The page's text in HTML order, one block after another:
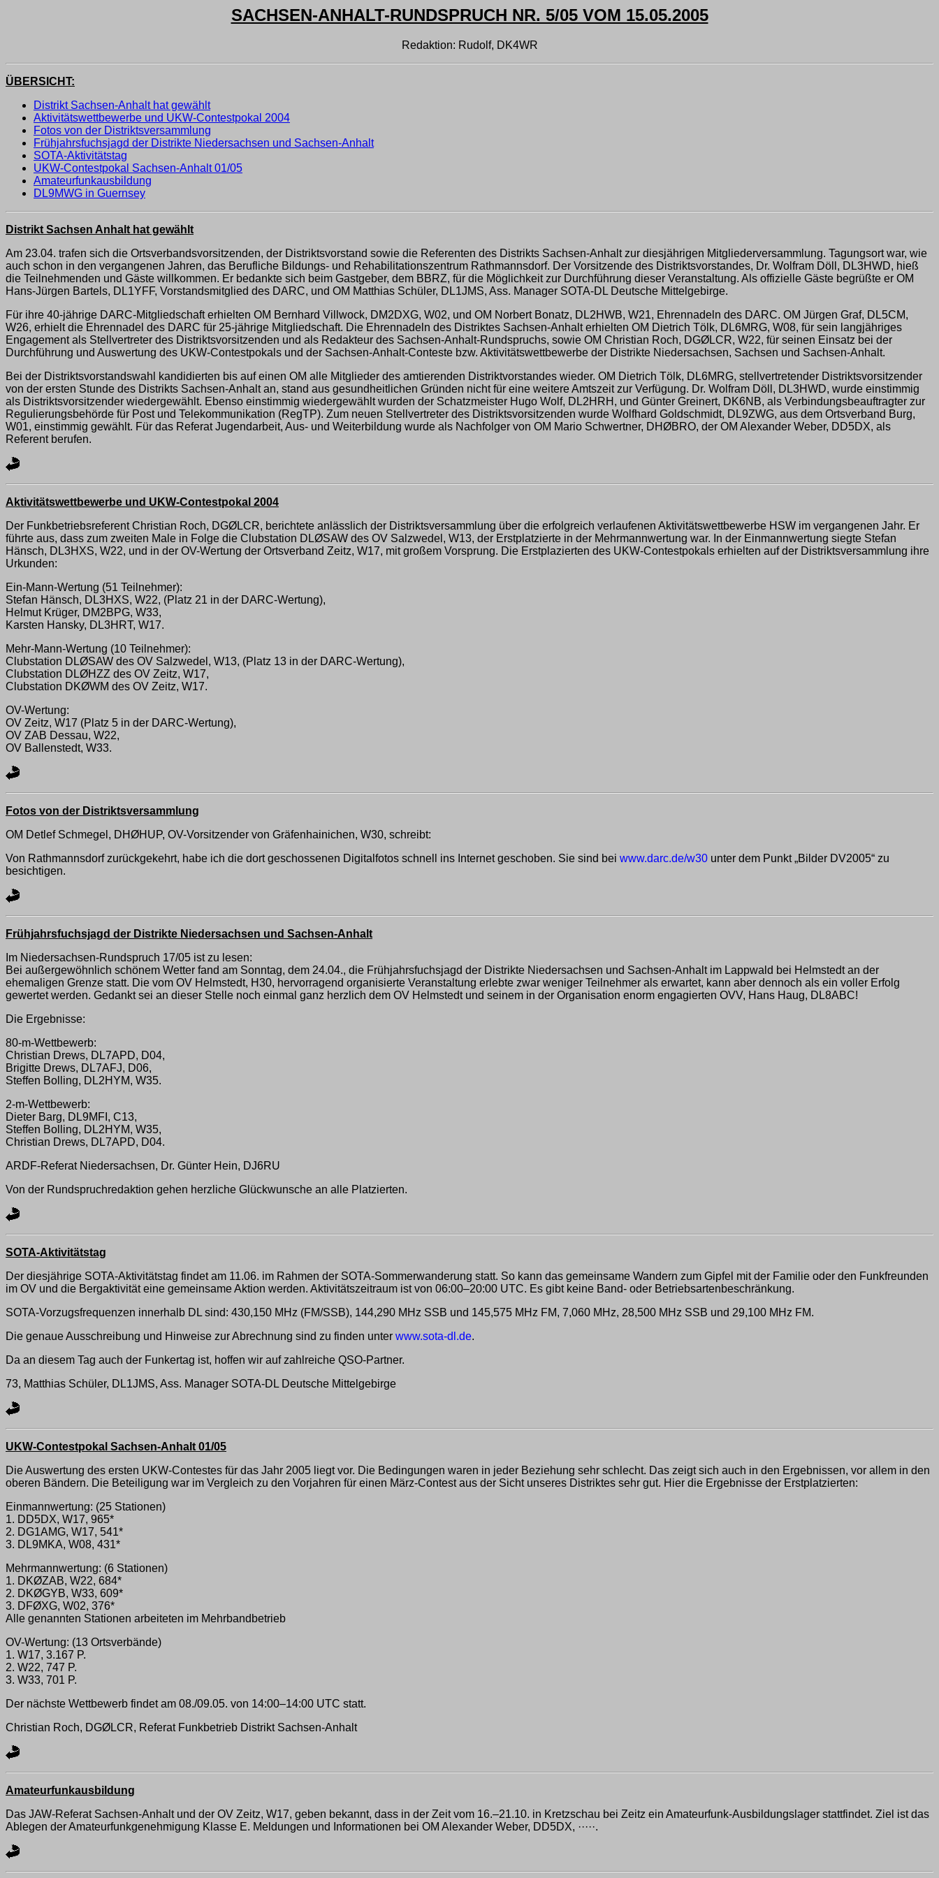
SACHSEN-ANHALT-RUNDSPRUCH NR. 5/05 VOM 15.05.2005
Redaktion: Rudolf, DK4WR
ÜBERSICHT:
Distrikt Sachsen-Anhalt hat gewählt
Aktivitätswettbewerbe und UKW-Contestpokal 2004
Fotos von der Distriktsversammlung
Frühjahrsfuchsjagd der Distrikte Niedersachsen und Sachsen-Anhalt
SOTA-Aktivitätstag
UKW-Contestpokal Sachsen-Anhalt 01/05
Amateurfunkausbildung
DL9MWG in Guernsey
Distrikt Sachsen Anhalt hat gewählt
Am 23.04. trafen sich die Ortsverbandsvorsitzenden, der Distriktsvorstand sowie die Referenten des Distrikts Sachsen-Anhalt zur diesjährigen Mitgliederversammlung. Tagungsort war, wie
auch schon in den vergangenen Jahren, das Berufliche Bildungs- und Rehabilitationszentrum Rathmannsdorf. Der Vorsitzende des Distriktsvorstandes, Dr. Wolfram Döll, DL3HWD, hieß
die Teilnehmenden und Gäste willkommen. Er bedankte sich beim Gastgeber, dem BBRZ, für die Möglichkeit zur Durchführung dieser Veranstaltung. Als offizielle Gäste begrüßte er OM
Hans-Jürgen Bartels, DL1YFF, Vorstandsmitglied des DARC, und OM Matthias Schüler, DL1JMS, Ass. Manager SOTA-DL Deutsche Mittelgebirge.
Für ihre 40-jährige DARC-Mitgliedschaft erhielten OM Bernhard Villwock, DM2DXG, W02, und OM Norbert Bonatz, DL2HWB, W21, Ehrennadeln des DARC. OM Jürgen Graf, DL5CM,
W26, erhielt die Ehrennadel des DARC für 25-jährige Mitgliedschaft. Die Ehrennadeln des Distriktes Sachsen-Anhalt erhielten OM Dietrich Tölk, DL6MRG, W08, für sein langjähriges
Engagement als Stellvertreter des Distriktsvorsitzenden und als Redakteur des Sachsen-Anhalt-Rundspruchs, sowie OM Christian Roch, DGØLCR, W22, für seinen Einsatz bei der
Durchführung und Auswertung des UKW-Contestpokals und der Sachsen-Anhalt-Conteste bzw. Aktivitätswettbewerbe der Distrikte Niedersachsen, Sachsen und Sachsen-Anhalt.
Bei der Distriktsvorstandswahl kandidierten bis auf einen OM alle Mitglieder des amtierenden Distriktvorstandes wieder. OM Dietrich Tölk, DL6MRG, stellvertretender Distriktsvorsitzender
von der ersten Stunde des Distrikts Sachsen-Anhalt an, stand aus gesundheitlichen Gründen nicht für eine weitere Amtszeit zur Verfügung. Dr. Wolfram Döll, DL3HWD, wurde einstimmig
als Distriktsvorsitzender wiedergewählt. Ebenso einstimmig wiedergewählt wurden der Schatzmeister Hugo Wolf, DL2HRH, und Günter Greinert, DK6NB, als Verbindungsbeauftragter zur
Regulierungsbehörde für Post und Telekommunikation (RegTP). Zum neuen Stellvertreter des Distriktsvorsitzenden wurde Wolfhard Goldschmidt, DL9ZWG, aus dem Ortsverband Burg,
W01, einstimmig gewählt. Für das Referat Jugendarbeit, Aus- und Weiterbildung wurde als Nachfolger von OM Mario Schwertner, DHØBRO, der OM Alexander Weber, DD5DX, als
Referent berufen.
Aktivitätswettbewerbe und UKW-Contestpokal 2004
Der Funkbetriebsreferent Christian Roch, DGØLCR, berichtete anlässlich der Distriktsversammlung über die erfolgreich verlaufenen Aktivitätswettbewerbe HSW im vergangenen Jahr. Er
führte aus, dass zum zweiten Male in Folge die Clubstation DLØSAW des OV Salzwedel, W13, der Erstplatzierte in der Mehrmannwertung war. In der Einmannwertung siegte Stefan
Hänsch, DL3HXS, W22, und in der OV-Wertung der Ortsverband Zeitz, W17, mit großem Vorsprung. Die Erstplazierten des UKW-Contestpokals erhielten auf der Distriktsversammlung ihre
Urkunden:
Ein-Mann-Wertung (51 Teilnehmer):
Stefan Hänsch, DL3HXS, W22, (Platz 21 in der DARC-Wertung),
Helmut Krüger, DM2BPG, W33,
Karsten Hansky, DL3HRT, W17.
Mehr-Mann-Wertung (10 Teilnehmer):
Clubstation DLØSAW des OV Salzwedel, W13, (Platz 13 in der DARC-Wertung),
Clubstation DLØHZZ des OV Zeitz, W17,
Clubstation DKØWM des OV Zeitz, W17.
OV-Wertung:
OV Zeitz, W17 (Platz 5 in der DARC-Wertung),
OV ZAB Dessau, W22,
OV Ballenstedt, W33.
Fotos von der Distriktsversammlung
OM Detlef Schmegel, DHØHUP, OV-Vorsitzender von Gräfenhainichen, W30, schreibt:
Von Rathmannsdorf zurückgekehrt, habe ich die dort geschossenen Digitalfotos schnell ins Internet geschoben. Sie sind bei www.darc.de/w30 unter dem Punkt „Bilder DV2005“ zu
besichtigen.
Frühjahrsfuchsjagd der Distrikte Niedersachsen und Sachsen-Anhalt
Im Niedersachsen-Rundspruch 17/05 ist zu lesen:
Bei außergewöhnlich schönem Wetter fand am Sonntag, dem 24.04., die Frühjahrsfuchsjagd der Distrikte Niedersachsen und Sachsen-Anhalt im Lappwald bei Helmstedt an der
ehemaligen Grenze statt. Die vom OV Helmstedt, H30, hervorragend organisierte Veranstaltung erlebte zwar weniger Teilnehmer als erwartet, kann aber dennoch als ein voller Erfolg
gewertet werden. Gedankt sei an dieser Stelle noch einmal ganz herzlich dem OV Helmstedt und seinem in der Organisation enorm engagierten OVV, Hans Haug, DL8ABC!
Die Ergebnisse:
80-m-Wettbewerb:
Christian Drews, DL7APD, D04,
Brigitte Drews, DL7AFJ, D06,
Steffen Bolling, DL2HYM, W35.
2-m-Wettbewerb:
Dieter Barg, DL9MFI, C13,
Steffen Bolling, DL2HYM, W35,
Christian Drews, DL7APD, D04.
ARDF-Referat Niedersachsen, Dr. Günter Hein, DJ6RU
Von der Rundspruchredaktion gehen herzliche Glückwunsche an alle Platzierten.
SOTA-Aktivitätstag
Der diesjährige SOTA-Aktivitätstag findet am 11.06. im Rahmen der SOTA-Sommerwanderung statt. So kann das gemeinsame Wandern zum Gipfel mit der Familie oder den Funkfreunden
im OV und die Bergaktivität eine gemeinsame Aktion werden. Aktivitätszeitraum ist von 06:00–20:00 UTC. Es gibt keine Band- oder Betriebsartenbeschränkung.
SOTA-Vorzugsfrequenzen innerhalb DL sind: 430,150 MHz (FM/SSB), 144,290 MHz SSB und 145,575 MHz FM, 7,060 MHz, 28,500 MHz SSB und 29,100 MHz FM.
Die genaue Ausschreibung und Hinweise zur Abrechnung sind zu finden unter www.sota-dl.de.
Da an diesem Tag auch der Funkertag ist, hoffen wir auf zahlreiche QSO-Partner.
73, Matthias Schüler, DL1JMS, Ass. Manager SOTA-DL Deutsche Mittelgebirge
UKW-Contestpokal Sachsen-Anhalt 01/05
Die Auswertung des ersten UKW-Contestes für das Jahr 2005 liegt vor. Die Bedingungen waren in jeder Beziehung sehr schlecht. Das zeigt sich auch in den Ergebnissen, vor allem in den
oberen Bändern. Die Beteiligung war im Vergleich zu den Vorjahren für einen März-Contest aus der Sicht unseres Distriktes sehr gut. Hier die Ergebnisse der Erstplatzierten:
Einmannwertung: (25 Stationen)
1. DD5DX, W17, 965*
2. DG1AMG, W17, 541*
3. DL9MKA, W08, 431*
Mehrmannwertung: (6 Stationen)
1. DKØZAB, W22, 684*
2. DKØGYB, W33, 609*
3. DFØXG, W02, 376*
Alle genannten Stationen arbeiteten im Mehrbandbetrieb
OV-Wertung: (13 Ortsverbände)
1. W17, 3.167 P.
2. W22, 747 P.
3. W33, 701 P.
Der nächste Wettbewerb findet am 08./09.05. von 14:00–14:00 UTC statt.
Christian Roch, DGØLCR, Referat Funkbetrieb Distrikt Sachsen-Anhalt
Amateurfunkausbildung
Das JAW-Referat Sachsen-Anhalt und der OV Zeitz, W17, geben bekannt, dass in der Zeit vom 16.–21.10. in Kretzschau bei Zeitz ein Amateurfunk-Ausbildungslager stattfindet. Ziel ist das
Ablegen der Amateurfunkgenehmigung Klasse E. Meldungen und Informationen bei OM Alexander Weber, DD5DX, ·····.